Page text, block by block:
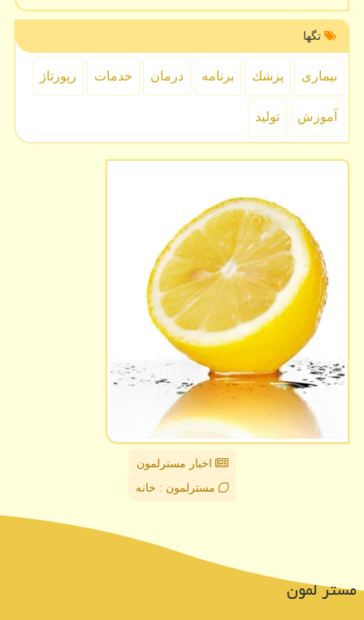
تگها
بیماری پزشك برنامه درمان خدمات رپورتاژ
آموزش تولید
اخبار مسترلمون
مسترلمون : خانه
مستر لمون